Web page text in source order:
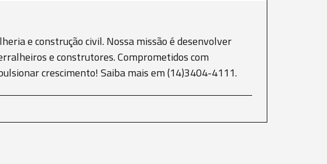
e construção civil. Nossa missão é desenvolver
e construtores. Comprometidos com
crescimento! Saiba mais em (14)3404-4111.